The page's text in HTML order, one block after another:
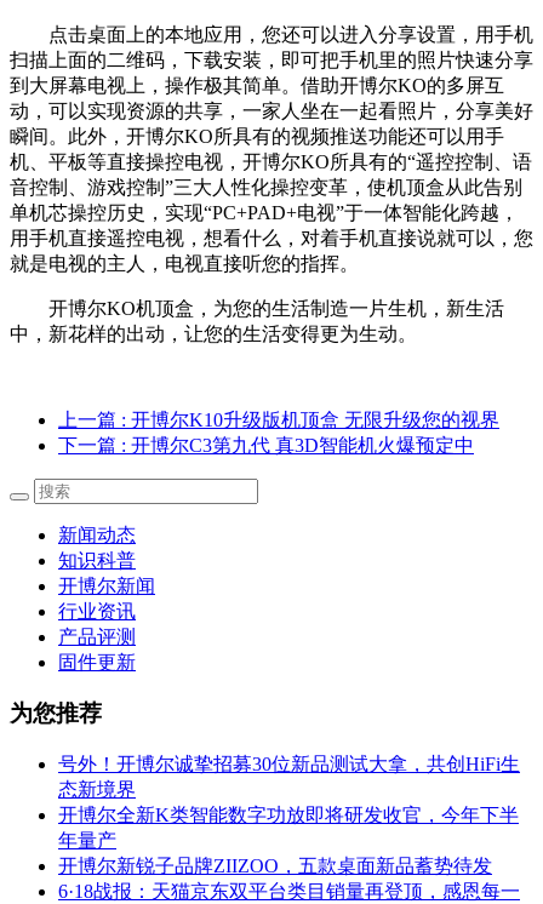
点击桌面上的本地应用，您还可以进入分享设置，用手机
扫描上面的二维码，下载安装，即可把手机里的照片快速分享
到大屏幕电视上，操作极其简单。借助开博尔KO的多屏互
动，可以实现资源的共享，一家人坐在一起看照片，分享美好
瞬间。此外，开博尔KO所具有的视频推送功能还可以用手
机、平板等直接操控电视，开博尔KO所具有的“遥控控制、语
音控制、游戏控制”三大人性化操控变革，使机顶盒从此告别
单机芯操控历史，实现“PC+PAD+电视”于一体智能化跨越，
用手机直接遥控电视，想看什么，对着手机直接说就可以，您
就是电视的主人，电视直接听您的指挥。
开博尔KO机顶盒，为您的生活制造一片生机，新生活
中，新花样的出动，让您的生活变得更为生动。
上一篇 : 开博尔K10升级版机顶盒 无限升级您的视界
下一篇 : 开博尔C3第九代 真3D智能机火爆预定中
新闻动态
知识科普
开博尔新闻
行业资讯
产品评测
固件更新
为您推荐
号外！开博尔诚挚招募30位新品测试大拿，共创HiFi生
态新境界
开博尔全新K类智能数字功放即将研发收官，今年下半
年量产
开博尔新锐子品牌ZIIZOO，五款桌面新品蓄势待发
6·18战报：天猫京东双平台类目销量再登顶，感恩每一